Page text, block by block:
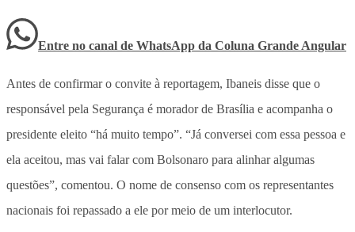
Entre no canal de WhatsApp da Coluna Grande Angular
Antes de confirmar o convite à reportagem, Ibaneis disse que o
responsável pela Segurança é morador de Brasília e acompanha o
presidente eleito “há muito tempo”. “Já conversei com essa pessoa e
ela aceitou, mas vai falar com Bolsonaro para alinhar algumas
questões”, comentou. O nome de consenso com os representantes
nacionais foi repassado a ele por meio de um interlocutor.